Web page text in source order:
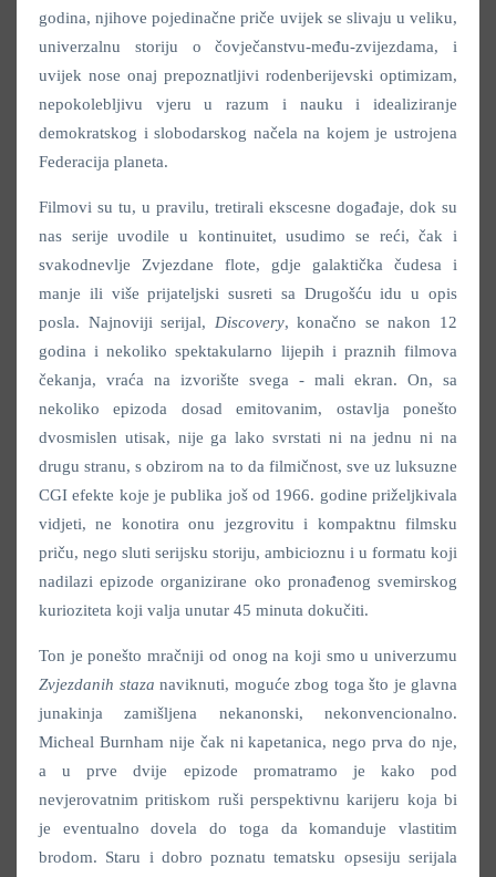
godina, njihove pojedinačne priče uvijek se slivaju u veliku,
univerzalnu storiju o čovječanstvu-među-zvijezdama, i
uvijek nose onaj prepoznatljivi rodenberijevski optimizam,
nepokolebljivu vjeru u razum i nauku i idealiziranje
demokratskog i slobodarskog načela na kojem je ustrojena
Federacija planeta.
Filmovi su tu, u pravilu, tretirali ekscesne događaje, dok su
nas serije uvodile u kontinuitet, usudimo se reći, čak i
svakodnevlje Zvjezdane flote, gdje galaktička čudesa i
manje ili više prijateljski susreti sa Drugošću idu u opis
posla. Najnoviji serijal, Discovery, konačno se nakon 12
godina i nekoliko spektakularno lijepih i praznih filmova
čekanja, vraća na izvorište svega - mali ekran. On, sa
nekoliko epizoda dosad emitovanim, ostavlja ponešto
dvosmislen utisak, nije ga lako svrstati ni na jednu ni na
drugu stranu, s obzirom na to da filmičnost, sve uz luksuzne
CGI efekte koje je publika još od 1966. godine priželjkivala
vidjeti, ne konotira onu jezgrovitu i kompaktnu filmsku
priču, nego sluti serijsku storiju, ambicioznu i u formatu koji
nadilazi epizode organizirane oko pronađenog svemirskog
kurioziteta koji valja unutar 45 minuta dokučiti.
Ton je ponešto mračniji od onog na koji smo u univerzumu
Zvjezdanih staza naviknuti, moguće zbog toga što je glavna
junakinja zamišljena nekanonski, nekonvencionalno.
Micheal Burnham nije čak ni kapetanica, nego prva do nje,
a u prve dvije epizode promatramo je kako pod
nevjerovatnim pritiskom ruši perspektivnu karijeru koja bi
je eventualno dovela do toga da komanduje vlastitim
brodom. Staru i dobro poznatu tematsku opsesiju serijala